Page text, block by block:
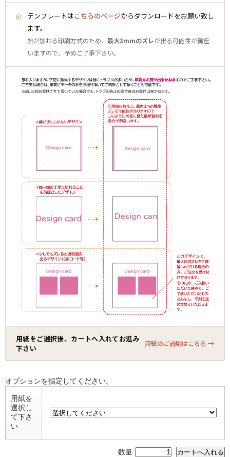
テンプレートはこちらのページからダウンロードをお願い致し
ます。
熱が加わる印刷方式のため、 最大3mmのズレが出る可能性が御座
いますので、予めご了承下さい。
用紙をご選択後、カートへ入れてお進み
下さい
用紙のご説明はこちら →
オプションを指定してください。
用紙を
選択し
て下さ
い
数量